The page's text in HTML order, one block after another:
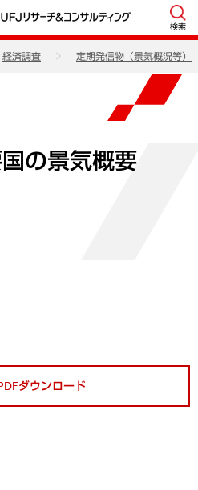
検索
経済調査 定期発信物（景気概況等）
の景気概要
ダウンロード